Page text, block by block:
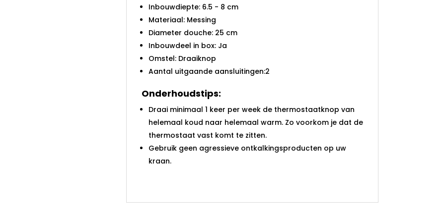
Inbouwdiepte: 6.5 - 8 cm
Materiaal: Messing
Diameter douche: 25 cm
Inbouwdeel in box: Ja
Omstel: Draaiknop
Aantal uitgaande aansluitingen:2
Onderhoudstips:
Draai minimaal 1 keer per week de thermostaatknop van
helemaal koud naar helemaal warm. Zo voorkom je dat de
thermostaat vast komt te zitten.
Gebruik geen agressieve ontkalkingsproducten op uw
kraan.